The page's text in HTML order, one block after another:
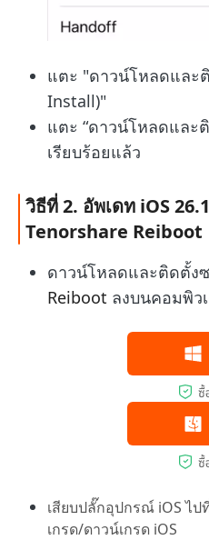
แตะ "ดาวน์โหลดและ
Install)"
แตะ “ดาวน์โหลดและติ
เรียบร้อยแล้ว
วิธีที่ 2. อัพเดท iOS
Tenorshare Reiboot
ดาวน์โหลดและติดตั้ง
Reiboot ลงบนคอมพิว
เสียบปลั๊กอุปกรณ์ iOS ไ
เกรด/ดาวน์เกรด iOS